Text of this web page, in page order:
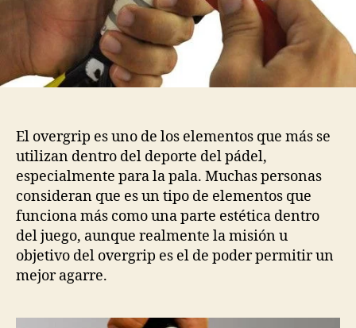
El overgrip es uno de los elementos que más se
utilizan dentro del deporte del pádel,
especialmente para la pala. Muchas personas
consideran que es un tipo de elementos que
funciona más como una parte estética dentro
del juego, aunque realmente la misión u
objetivo del overgrip es el de poder permitir un
mejor agarre.